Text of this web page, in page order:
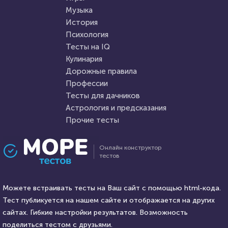
Пройти тест
4 февраля 2022 8739
советского кино: помните ли
вы второстепенные роли в
знаменитых фильмах?
AlexYasnovidov HTML - код
5 января 2022
Проходили 471 раз
Любите видеоигры?
Попробуйте пройти наш тест
Онлайн конструктор
тестов
Можете встраивать тесты на Ваш сайт с помощью html-кода.
Тест публикуется на нашем сайте и отображается на других
сайтах. Гибкие настройки результатов. Возможность
поделиться тестом с друзьями.
Музыка
История
Психология
Тесты на IQ
Кулинария
Дорожные правила
Профессии
Тесты для дачников
Астрология и предсказания
Прочие тесты